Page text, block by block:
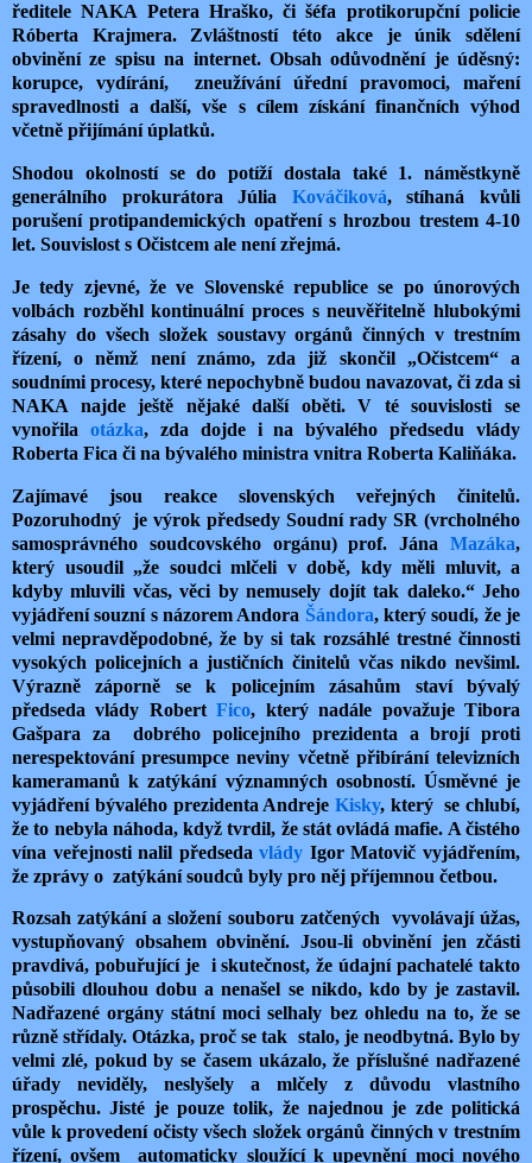
ředitele NAKA Petera Hraško, či šéfa protikorupční policie
Róberta Krajmera. Zvláštností této akce je únik sdělení
obvinění ze spisu na internet. Obsah odůvodnění je úděsný:
korupce, vydírání, zneužívání úřední pravomoci, maření
spravedlnosti a další, vše s cílem získání finančních výhod
včetně přijímání úplatků.
Shodou okolností se do potíží dostala také 1. náměstkyně
generálního prokurátora Júlia Kováčiková, stíhaná kvůli
porušení protipandemických opatření s hrozbou trestem 4-10
let. Souvislost s Očistcem ale není zřejmá.
Je tedy zjevné, že ve Slovenské republice se po únorových
volbách rozběhl kontinuální proces s neuvěřitelně hlubokými
zásahy do všech složek soustavy orgánů činných v trestním
řízení, o němž není známo, zda již skončil „Očistcem“ a
soudními procesy, které nepochybně budou navazovat, či zda si
NAKA najde ještě nějaké další oběti. V té souvislosti se
vynořila otázka, zda dojde i na bývalého předsedu vlády
Roberta Fica či na bývalého ministra vnitra Roberta Kaliňáka.
Zajímavé jsou reakce slovenských veřejných činitelů.
Pozoruhodný je výrok předsedy Soudní rady SR (vrcholného
samosprávného soudcovského orgánu) prof. Jána Mazáka,
který usoudil „že soudci mlčeli v době, kdy měli mluvit, a
kdyby mluvili včas, věci by nemusely dojít tak daleko.“ Jeho
vyjádření souzní s názorem Andora Šándora, který soudí, že je
velmi nepravděpodobné, že by si tak rozsáhlé trestné činnosti
vysokých policejních a justičních činitelů včas nikdo nevšiml.
Výrazně záporně se k policejním zásahům staví bývalý
předseda vlády RobertFico, který nadále považuje Tibora
Gašpara za dobrého policejního prezidenta a brojí proti
nerespektování presumpce neviny včetně přibírání televizních
kameramanů k zatýkání významných osobností. Úsměvné je
vyjádření bývalého prezidenta Andreje Kisky, který se chlubí,
že to nebyla náhoda, když tvrdil, že stát ovládá mafie. A čistého
vína veřejnosti nalil předsedavlády Igor Matovič vyjádřením,
že zprávy o zatýkání soudců byly pro něj příjemnou četbou.
Rozsah zatýkání a složení souboru zatčených vyvolávají úžas,
vystupňovaný obsahem obvinění. Jsou-li obvinění jen zčásti
pravdivá, pobuřující je i skutečnost, že údajní pachatelé takto
působili dlouhou dobu a nenašel se nikdo, kdo by je zastavil.
Nadřazené orgány státní moci selhaly bez ohledu na to, že se
různě střídaly. Otázka, proč se tak stalo, je neodbytná. Bylo by
velmi zlé, pokud by se časem ukázalo, že příslušné nadřazené
úřady neviděly, neslyšely a mlčely z důvodu vlastního
prospěchu. Jisté je pouze tolik, že najednou je zde politická
vůle k provedení očisty všech složek orgánů činných v trestním
řízení, ovšem automaticky sloužící k upevnění moci nového